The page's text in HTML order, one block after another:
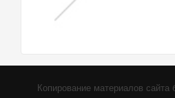
Копирование материалов сайта